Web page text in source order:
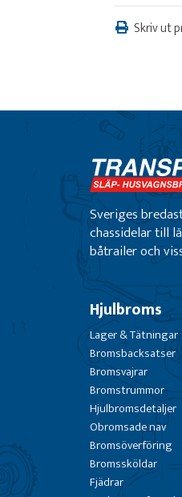
Skriv ut
Sveriges
chassidelar till
båtrailer och
Hjulbroms
Lager & Tätningar
Bromsbacksatser
Bromsvajrar
Bromstrummor
Hjulbromsdetaljer
Obromsade nav
Bromsöverföring
Bromssköldar
Fjädrar